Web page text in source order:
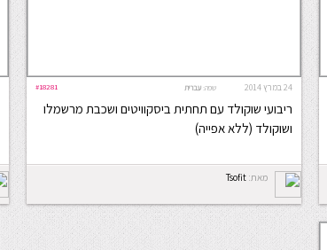
24 במרץ 2014 #18281 שפה: עברית
ריבועי שוקולד עם תחתית ביסקוויטים ושכבת מרשמלו
ושוקולד (ללא אפייה)
מאת: Tsofit